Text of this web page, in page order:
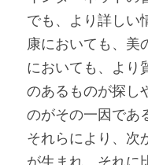
でも、より詳しい
康においても、美
においても、より
のあるものが探し
のがその一因であ
それらにより、次
が生まれ、それに